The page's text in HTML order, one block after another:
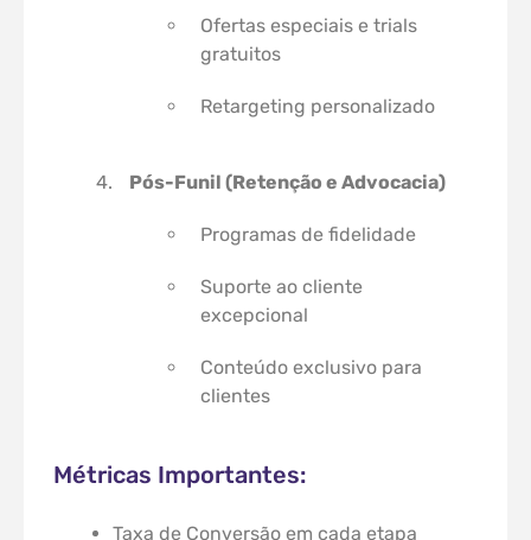
Ofertas especiais e trials
gratuitos
Retargeting personalizado
Pós-Funil (Retenção e Advocacia)
Programas de fidelidade
Suporte ao cliente
excepcional
Conteúdo exclusivo para
clientes
Métricas Importantes:
Taxa de Conversão em cada etapa